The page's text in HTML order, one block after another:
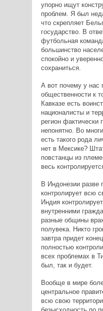
упорно ищут
проблем. Я был
что скрепляет
государство. В
футбольная
большинство
спокойно и
сохраниться.
А вот почему у нас
общественности к
Кавказе есть
националисты и
регион фактически
непонятно. Во
есть такого рода
нет в Мексике?
повстанцы из
весь
В Индонезии разве
контролирует всю
Индия
внутренними
разные общины
полувека. Никто
завтра придет
полностью
всех проблемах в
был, так и будет.
Вообще в мире
центральное
всю свою